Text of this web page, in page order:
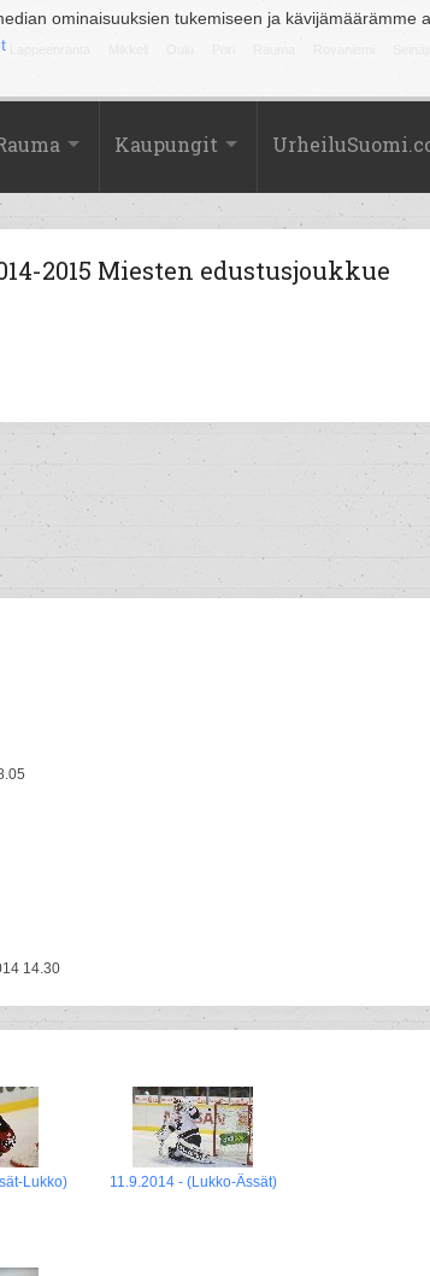
ominaisuuksien tukemiseen ja
Kaupungit
2015 Miesten edustusjoukkue
14.30
Lukko) 11.9.2014 - (Lukko-Ässät)